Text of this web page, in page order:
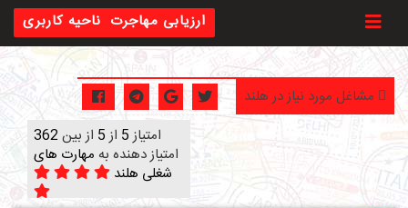
ناحیه کاربری ارزیابی مهاجرت
امتیاز5 از5 از بین 362
امتیاز دهنده به مهارت های
شغلی هلند